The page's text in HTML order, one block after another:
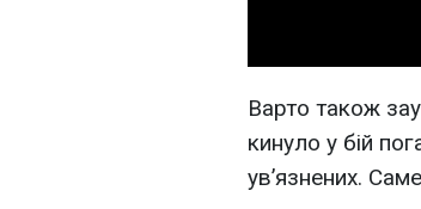
Варто також
кинуло у бій
увʼязнених.